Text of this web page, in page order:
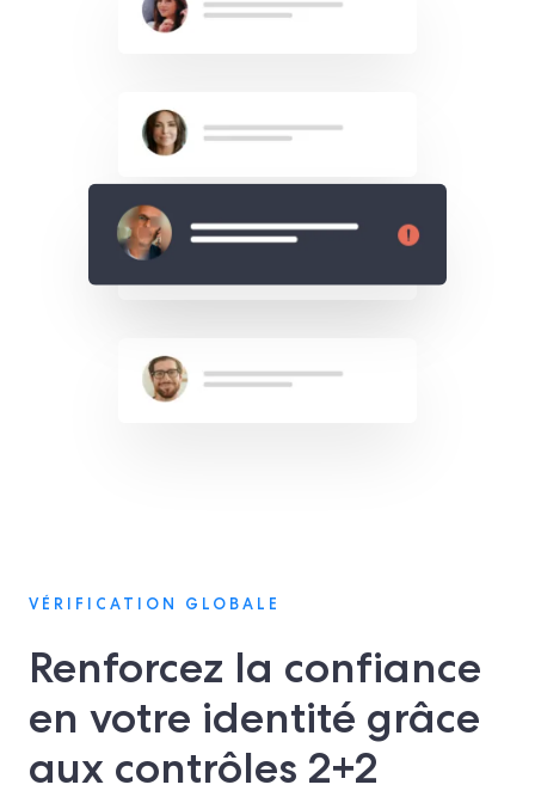
VÉRIFICATION GLOBALE
Renforcez la confiance
en votre identité grâce
aux contrôles 2+2